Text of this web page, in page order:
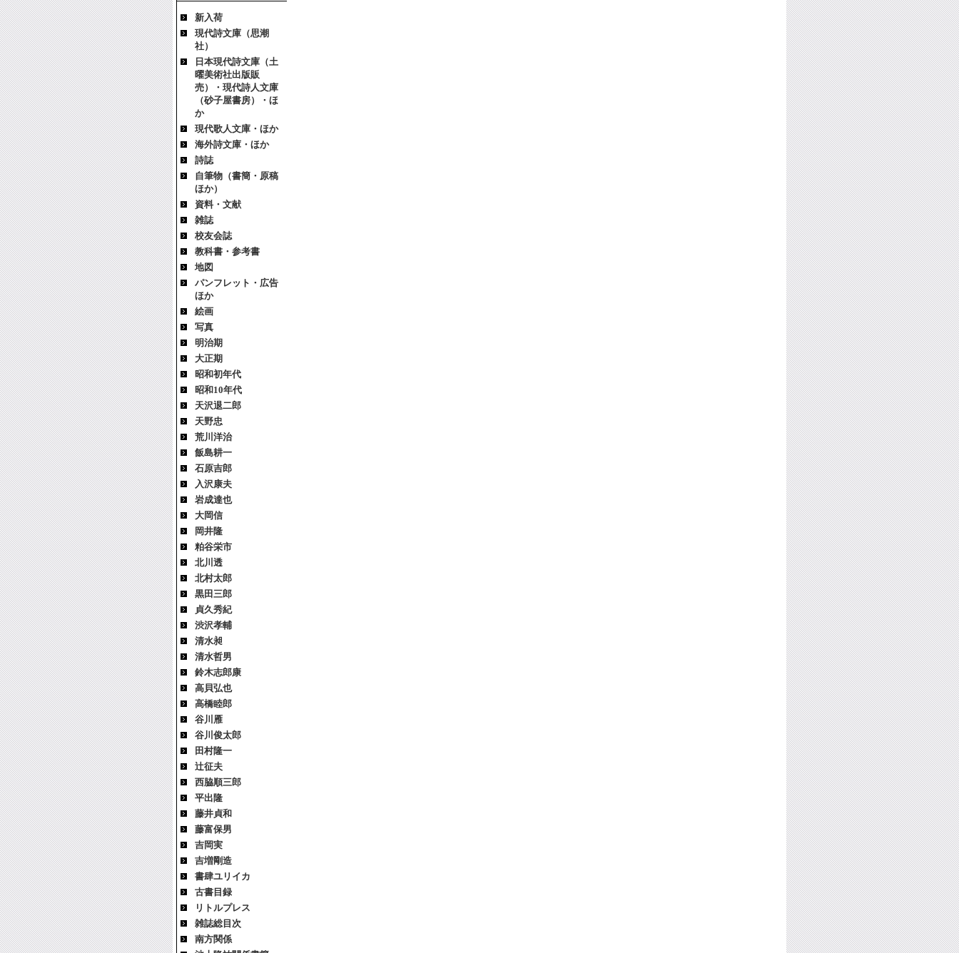
新入荷
現代詩文庫（思潮
社）
日本現代詩文庫（土
曜美術社出版販
売）・現代詩人文庫
（砂子屋書房）・ほ
か
現代歌人文庫・ほか
海外詩文庫・ほか
詩誌
自筆物（書簡・原稿
ほか）
資料・文献
雑誌
校友会誌
教科書・参考書
地図
パンフレット・広告
ほか
絵画
写真
明治期
大正期
昭和初年代
昭和10年代
天沢退二郎
天野忠
荒川洋治
飯島耕一
石原吉郎
入沢康夫
岩成達也
大岡信
岡井隆
粕谷栄市
北川透
北村太郎
黒田三郎
貞久秀紀
渋沢孝輔
清水昶
清水哲男
鈴木志郎康
高貝弘也
高橋睦郎
谷川雁
谷川俊太郎
田村隆一
辻征夫
西脇順三郎
平出隆
藤井貞和
藤富保男
吉岡実
吉増剛造
書肆ユリイカ
古書目録
リトルプレス
雑誌総目次
南方関係